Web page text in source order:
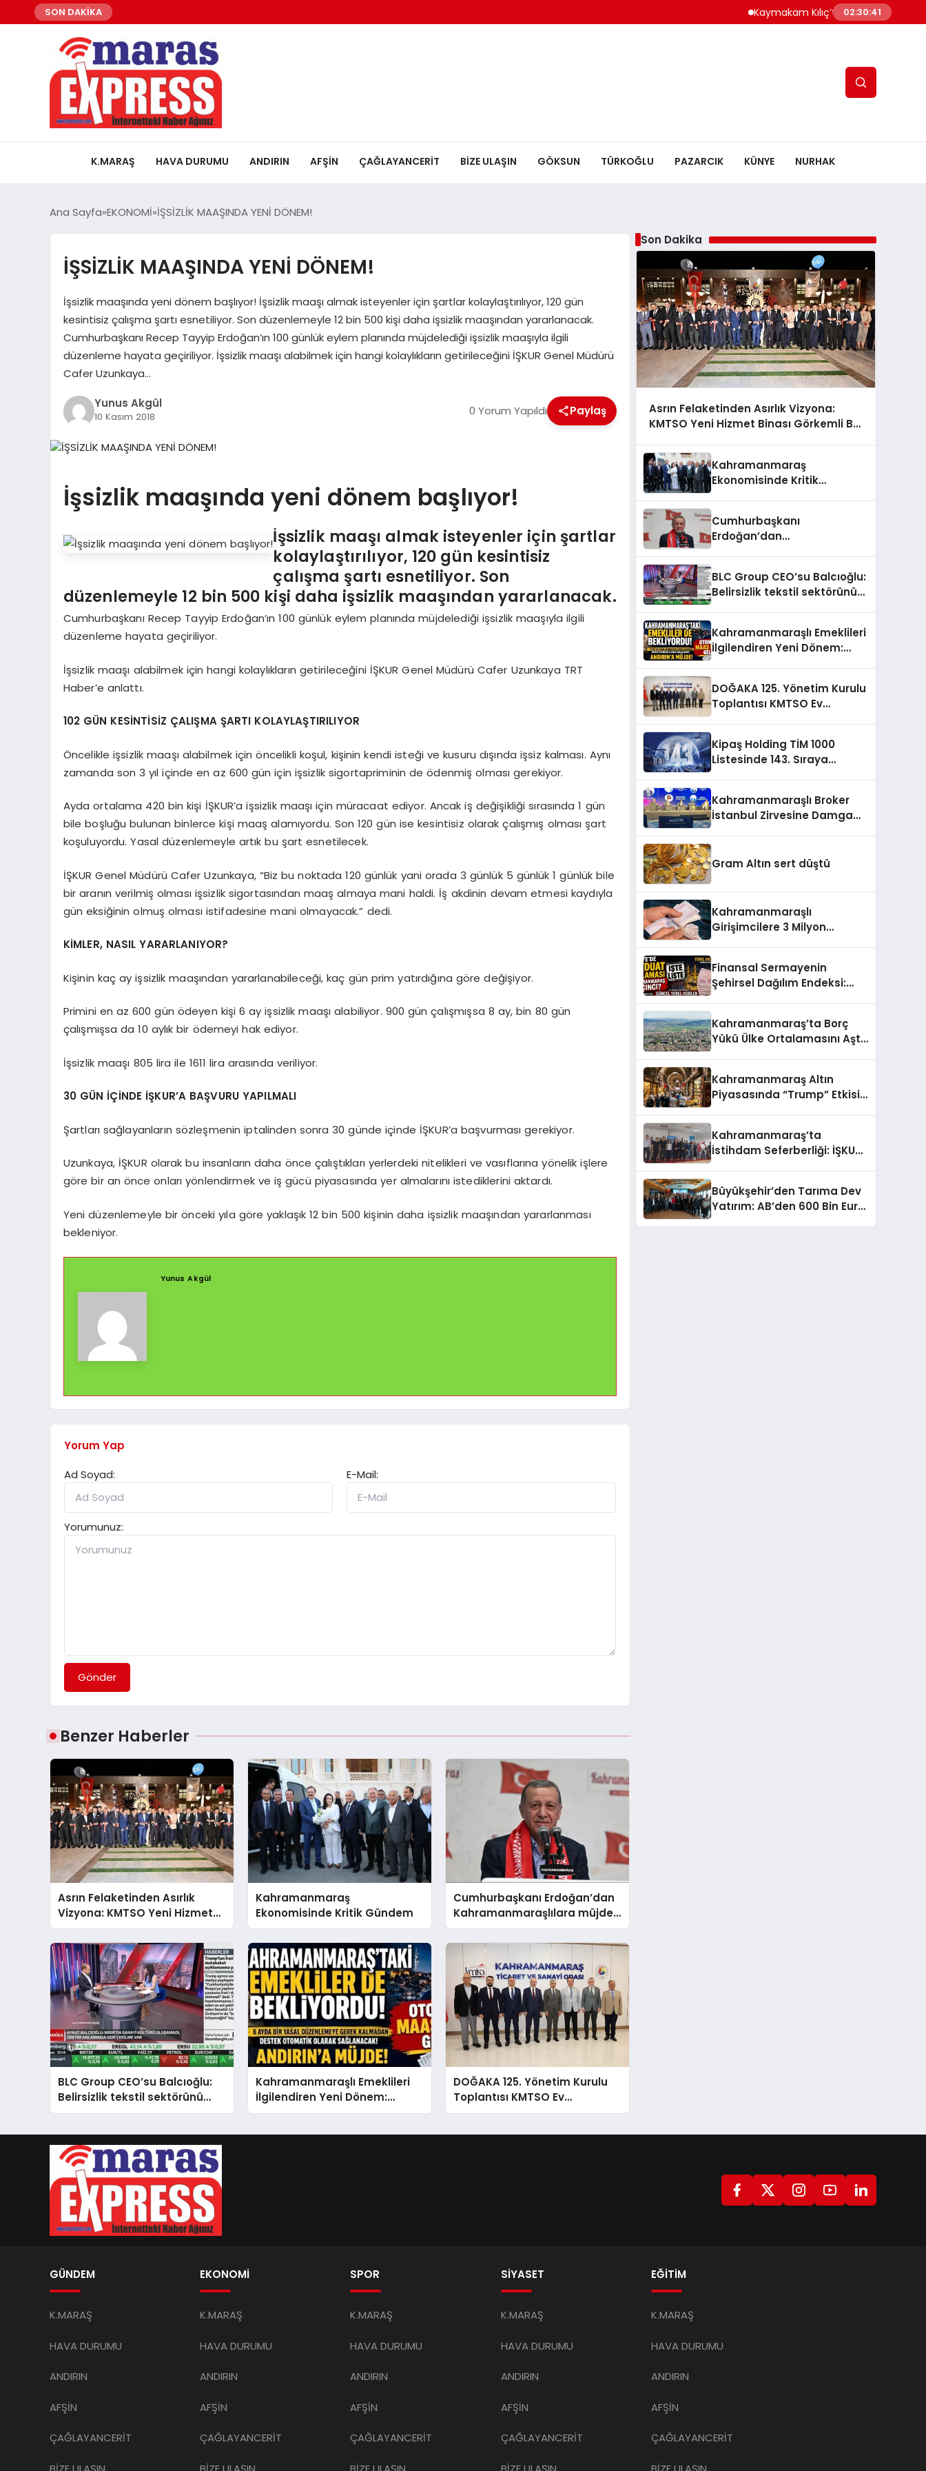
SON DAKİKA Kaymakam Kılıç’tan Kaymakam Bulut’a
02:30:42
K.MARAŞ HAVA DURUMU ANDIRIN AFŞİN ÇAĞLAYANCERİT BİZE ULAŞIN GÖKSUN TÜRKOĞLU PAZARCIK KÜNYE NURHAK
Ana Sayfa EKONOMİ İŞSİZLİK MAAŞINDA YENİ DÖNEM!
İŞSİZLİK MAAŞINDA YENİ DÖNEM!
İşsizlik maaşında yeni dönem başlıyor! İşsizlik maaşı almak isteyenler için şartlar kolaylaştırılıyor, 120 gün
kesintisiz çalışma şartı esnetiliyor. Son düzenlemeyle 12 bin 500 kişi daha işsizlik maaşından yararlanacak.
Cumhurbaşkanı Recep Tayyip Erdoğan’ın 100 günlük eylem planında müjdelediği işsizlik maaşıyla ilgili
düzenleme hayata geçiriliyor. İşsizlik maaşı alabilmek için hangi kolaylıkların getirileceğini İŞKUR Genel Müdürü
Cafer Uzunkaya…
Yunus Akgül
10 Kasım 2018 0 Yorum Yapıldı Paylaş
İşsizlik maaşında yeni dönem başlıyor!
İşsizlik maaşı almak isteyenler için şartlar
kolaylaştırılıyor, 120 gün kesintisiz
çalışma şartı esnetiliyor. Son
düzenlemeyle 12 bin 500 kişi daha işsizlik maaşından yararlanacak.
Cumhurbaşkanı Recep Tayyip Erdoğan’ın 100 günlük eylem planında müjdelediği işsizlik maaşıyla ilgili
düzenleme hayata geçiriliyor.
İşsizlik maaşı alabilmek için hangi kolaylıkların getirileceğini İŞKUR Genel Müdürü Cafer Uzunkaya TRT
Haber’e anlattı.
102 GÜN KESİNTİSİZ ÇALIŞMA ŞARTI KOLAYLAŞTIRILIYOR
Öncelikle işsizlik maaşı alabilmek için öncelikli koşul, kişinin kendi isteği ve kusuru dışında işsiz kalması. Aynı
zamanda son 3 yıl içinde en az 600 gün için işsizlik sigortapriminin de ödenmiş olması gerekiyor.
Ayda ortalama 420 bin kişi İŞKUR’a işsizlik maaşı için müracaat ediyor. Ancak iş değişikliği sırasında 1 gün
bile boşluğu bulunan binlerce kişi maaş alamıyordu. Son 120 gün ise kesintisiz olarak çalışmış olması şart
koşuluyordu. Yasal düzenlemeyle artık bu şart esnetilecek.
İŞKUR Genel Müdürü Cafer Uzunkaya, “Biz bu noktada 120 günlük yani orada 3 günlük 5 günlük 1 günlük bile
bir aranın verilmiş olması işsizlik sigortasından maaş almaya mani haldi. İş akdinin devam etmesi kaydıyla
gün eksiğinin olmuş olması istifadesine mani olmayacak.” dedi.
KİMLER, NASIL YARARLANIYOR?
Kişinin kaç ay işsizlik maaşından yararlanabileceği, kaç gün prim yatırdığına göre değişiyor.
Primini en az 600 gün ödeyen kişi 6 ay işsizlik maaşı alabiliyor. 900 gün çalışmışsa 8 ay, bin 80 gün
çalışmışsa da 10 aylık bir ödemeyi hak ediyor.
İşsizlik maaşı 805 lira ile 1611 lira arasında veriliyor.
30 GÜN İÇİNDE İŞKUR’A BAŞVURU YAPILMALI
Şartları sağlayanların sözleşmenin iptalinden sonra 30 günde içinde İŞKUR’a başvurması gerekiyor.
Uzunkaya, İŞKUR olarak bu insanların daha önce çalıştıkları yerlerdeki nitelikleri ve vasıflarına yönelik işlere
göre bir an önce onları yönlendirmek ve iş gücü piyasasında yer almalarını istediklerini aktardı.
Yeni düzenlemeyle bir önceki yıla göre yaklaşık 12 bin 500 kişinin daha işsizlik maaşından yararlanması
bekleniyor.
Yunus Akgül
Yorum Yap
Ad Soyad:
E-Mail:
Yorumunuz:
Gönder
Benzer Haberler
Asrın Felaketinden Asırlık
Vizyona: KMTSO Yeni Hizmet
Binası Görkemli Bir Törenle
Açıldı!
Kahramanmaraş
Ekonomisinde Kritik Gündem
Cumhurbaşkanı Erdoğan’dan
Kahramanmaraşlılara müjde
geldi
BLC Group CEO’su Balcıoğlu:
Belirsizlik tekstil sektörünü
verimsiz çalışmaya zorluyor
Kahramanmaraşlı Emeklileri
İlgilendiren Yeni Dönem:
Maaşlara Otomatik GETAD
DOĞAKA 125. Yönetim Kurulu
Toplantısı KMTSO Ev
Sahipliğinde Yapıldı
Son Dakika
Asrın Felaketinden Asırlık Vizyona:
KMTSO Yeni Hizmet Binası Görkemli Bir
Kahramanmaraş
Ekonomisinde Kritik
Cumhurbaşkanı
Erdoğan’dan
BLC Group CEO’su Balcıoğlu:
Belirsizlik tekstil sektörünü
Kahramanmaraşlı Emeklileri
İlgilendiren Yeni Dönem:
DOĞAKA 125. Yönetim Kurulu
Toplantısı KMTSO Ev
Kipaş Holding TİM 1000
Listesinde 143. Sıraya
Kahramanmaraşlı Broker
İstanbul Zirvesine Damga
Gram Altın sert düştü
Kahramanmaraşlı
Girişimcilere 3 Milyon
Finansal Sermayenin
Şehirsel Dağılım Endeksi:
Ekonomik Direnci!
Kahramanmaraş’ta Borç
Yükü Ülke Ortalamasını Aştı:
Kahramanmaraş Altın
Piyasasında “Trump” Etkisi:
Kahramanmaraş’ta
İstihdam Seferberliği: İŞKUR
Büyükşehir’den Tarıma Dev
Yatırım: AB’den 600 Bin Euro
GÜNDEM
K.MARAŞ
HAVA DURUMU
ANDIRIN
AFŞİN
ÇAĞLAYANCERİT
EKONOMİ
K.MARAŞ
HAVA DURUMU
ANDIRIN
AFŞİN
ÇAĞLAYANCERİT
SPOR
K.MARAŞ
HAVA DURUMU
ANDIRIN
AFŞİN
ÇAĞLAYANCERİT
SİYASET
K.MARAŞ
HAVA DURUMU
ANDIRIN
AFŞİN
ÇAĞLAYANCERİT
EĞİTİM
K.MARAŞ
HAVA DURUMU
ANDIRIN
AFŞİN
ÇAĞLAYANCERİT